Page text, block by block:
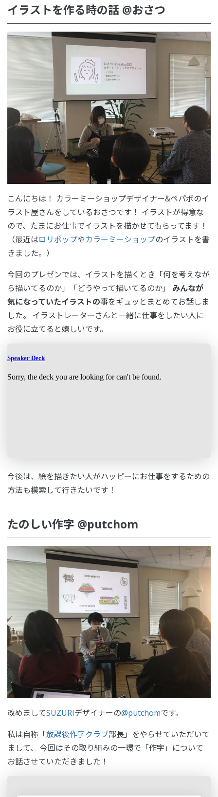
イラストを作る時の話 @おさつ
こんにちは！ カラーミーショップデザイナー&ペパボのイ
ラスト屋さんをしているおさつです！ イラストが得意な
ので、たまにお仕事でイラストを描かせてもらってます！
（最近はロリポップやカラーミーショップのイラストを書
きました。）
今回のプレゼンでは、イラストを描くとき「何を考えなが
ら描いてるのか」「どうやって描いてるのか」 みんなが
気になっていたイラストの事をギュッとまとめてお話しま
した。 イラストレーターさんと一緒に仕事をしたい人に
お役に立てると嬉しいです。
今後は、絵を描きたい人がハッピーにお仕事をするための
方法も模索して行きたいです！
たのしい作字 @putchom
改めましてSUZURIデザイナーの@putchomです。
私は自称「放課後作字クラブ部長」をやらせていただいて
まして、 今回はその取り組みの一環で「作字」について
お話させていただきました！